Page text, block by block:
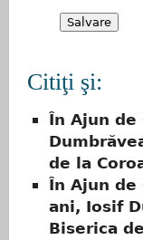
Citiţi şi:
În Ajun
de la
În Ajun
ani, Iosif
Biserica